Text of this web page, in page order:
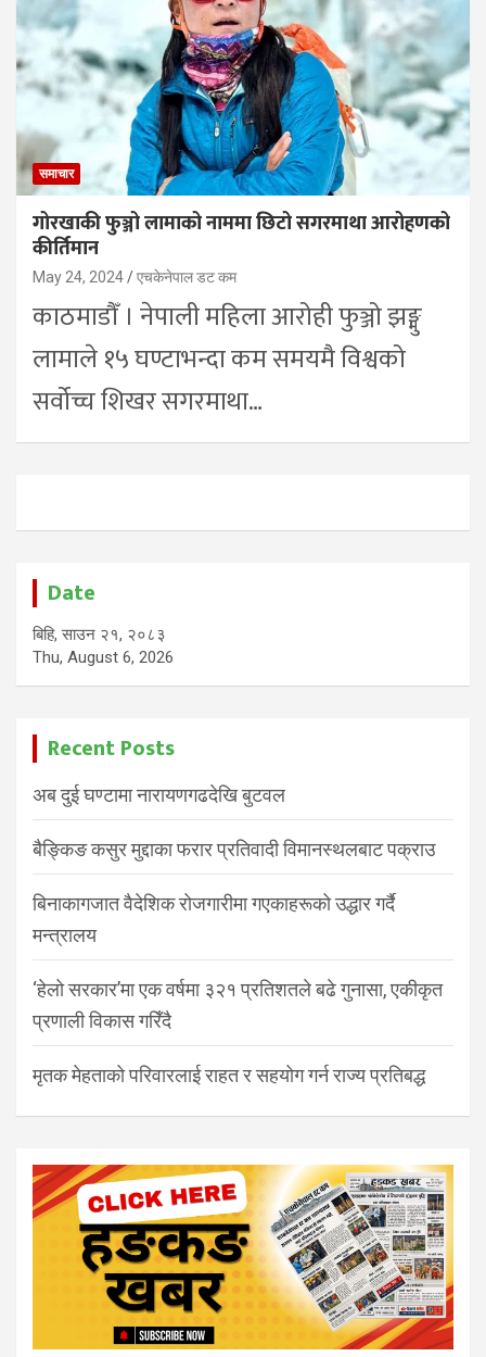
समाचार
गोरखाकी फुञ्जो लामाको नाममा छिटो सगरमाथा आरोहणको
कीर्तिमान
May 24, 2024 एचकेनेपाल डट कम
काठमाडौँ । नेपाली महिला आरोही फुञ्जो झङ्मु
लामाले १५ घण्टाभन्दा कम समयमै विश्वको
सर्वोच्च शिखर सगरमाथा…
Date
बिहि, साउन २१, २०८३
Thu, August 6, 2026
Recent Posts
अब दुई घण्टामा नारायणगढदेखि बुटवल
बैङ्किङ कसुर मुद्दाका फरार प्रतिवादी विमानस्थलबाट पक्राउ
बिनाकागजात वैदेशिक रोजगारीमा गएकाहरूको उद्धार गर्दै
मन्त्रालय
‘हेलो सरकार’मा एक वर्षमा ३२१ प्रतिशतले बढे गुनासा, एकीकृत
प्रणाली विकास गरिँदै
मृतक मेहताको परिवारलाई राहत र सहयोग गर्न राज्य प्रतिबद्ध